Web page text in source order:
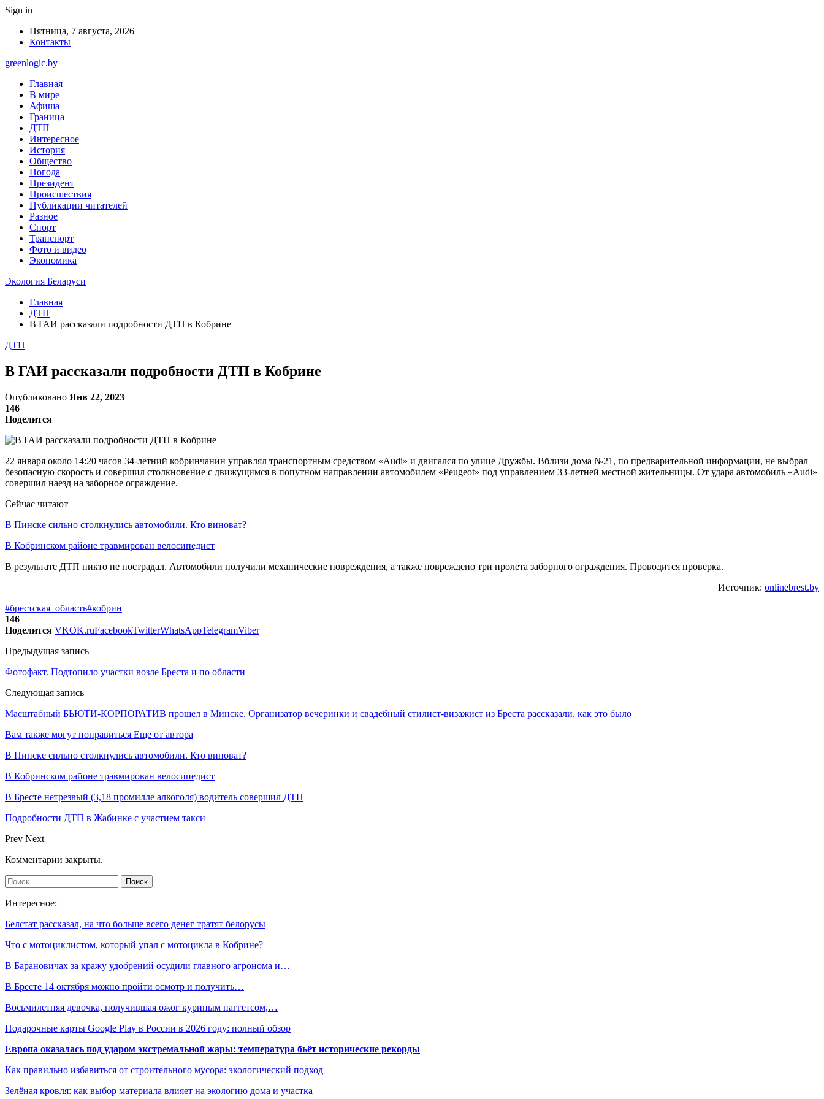
Sign in
Пятница, 7 августа, 2026
Контакты
greenlogic.by
Главная
В мире
Афиша
Граница
ДТП
Интересное
История
Общество
Погода
Президент
Происшествия
Публикации читателей
Разное
Спорт
Транспорт
Фото и видео
Экономика
Экология Беларуси
Главная
ДТП
В ГАИ рассказали подробности ДТП в Кобрине
ДТП
В ГАИ рассказали подробности ДТП в Кобрине
Опубликовано Янв 22, 2023
146
Поделится
22 января около 14:20 часов 34-летний кобринчанин управлял транспортным средством «Audi» и двигался по улице Дружбы. Вблизи дома №21, по предварительной информации, не выбрал
безопасную скорость и совершил столкновение с движущимся в попутном направлении автомобилем «Peugeot» под управлением 33-летней местной жительницы. От удара автомобиль «Audi»
совершил наезд на заборное ограждение.
Сейчас читают
В Пинске сильно столкнулись автомобили. Кто виноват?
В Кобринском районе травмирован велосипедист
В результате ДТП никто не пострадал. Автомобили получили механические повреждения, а также повреждено три пролета заборного ограждения. Проводится проверка.
Источник: onlinebrest.by
#брестская_область#кобрин
146
Поделится VKOK.ruFacebookTwitterWhatsAppTelegramViber
Предыдущая запись
Фотофакт. Подтопило участки возле Бреста и по области
Следующая запись
Масштабный БЬЮТИ-КОРПОРАТИВ прошел в Минске. Организатор вечеринки и свадебный стилист-визажист из Бреста рассказали, как это было
Вам также могут понравиться Еще от автора
В Пинске сильно столкнулись автомобили. Кто виноват?
В Кобринском районе травмирован велосипедист
В Бресте нетрезвый (3,18 промилле алкоголя) водитель совершил ДТП
Подробности ДТП в Жабинке с участием такси
Prev Next
Комментарии закрыты.
Интересное:
Белстат рассказал, на что больше всего денег тратят белорусы
Что с мотоциклистом, который упал с мотоцикла в Кобрине?
В Барановичах за кражу удобрений осудили главного агронома и…
В Бресте 14 октября можно пройти осмотр и получить…
Восьмилетняя девочка, получившая ожог куриным наггетсом,…
Подарочные карты Google Play в России в 2026 году: полный обзор
Европа оказалась под ударом экстремальной жары: температура бьёт исторические рекорды
Как правильно избавиться от строительного мусора: экологический подход
Зелёная кровля: как выбор материала влияет на экологию дома и участка